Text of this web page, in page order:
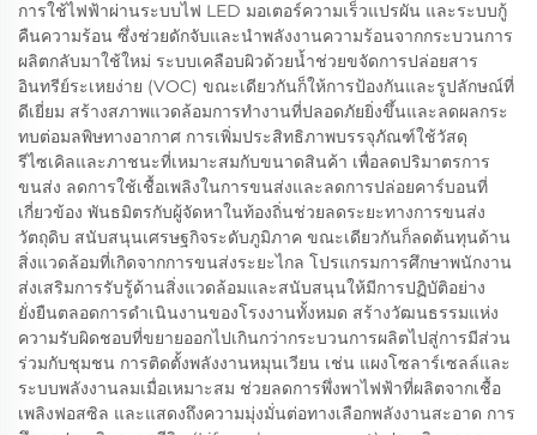
การใช้ไฟฟ้าผ่านระบบไฟ LED มอเตอร์ความเร็วแปรผัน และระบบกู้
คืนความร้อน ซึ่งช่วยดักจับและนำพลังงานความร้อนจากกระบวนการ
ผลิตกลับมาใช้ใหม่ ระบบเคลือบผิวด้วยน้ำช่วยขจัดการปล่อยสาร
อินทรีย์ระเหยง่าย (VOC) ขณะเดียวกันก็ให้การป้องกันและรูปลักษณ์ที่
ดีเยี่ยม สร้างสภาพแวดล้อมการทำงานที่ปลอดภัยยิ่งขึ้นและลดผลกระ
ทบต่อมลพิษทางอากาศ การเพิ่มประสิทธิภาพบรรจุภัณฑ์ใช้วัสดุ
รีไซเคิลและภาชนะที่เหมาะสมกับขนาดสินค้า เพื่อลดปริมาตรการ
ขนส่ง ลดการใช้เชื้อเพลิงในการขนส่งและลดการปล่อยคาร์บอนที่
เกี่ยวข้อง พันธมิตรกับผู้จัดหาในท้องถิ่นช่วยลดระยะทางการขนส่ง
วัตถุดิบ สนับสนุนเศรษฐกิจระดับภูมิภาค ขณะเดียวกันก็ลดต้นทุนด้าน
สิ่งแวดล้อมที่เกิดจากการขนส่งระยะไกล โปรแกรมการศึกษาพนักงาน
ส่งเสริมการรับรู้ด้านสิ่งแวดล้อมและสนับสนุนให้มีการปฏิบัติอย่าง
ยั่งยืนตลอดการดำเนินงานของโรงงานทั้งหมด สร้างวัฒนธรรมแห่ง
ความรับผิดชอบที่ขยายออกไปเกินกว่ากระบวนการผลิตไปสู่การมีส่วน
ร่วมกับชุมชน การติดตั้งพลังงานหมุนเวียน เช่น แผงโซลาร์เซลล์และ
ระบบพลังงานลมเมื่อเหมาะสม ช่วยลดการพึ่งพาไฟฟ้าที่ผลิตจากเชื้อ
เพลิงฟอสซิล และแสดงถึงความมุ่งมั่นต่อทางเลือกพลังงานสะอาด การ